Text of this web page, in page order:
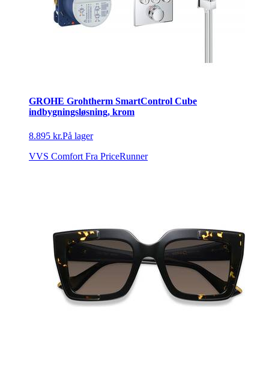
GROHE Grohtherm SmartControl Cube
indbygningsløsning, krom
8.895 kr.På lager
VVS Comfort Fra PriceRunner